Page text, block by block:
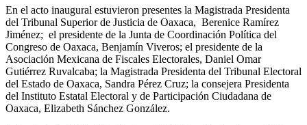
En el acto inaugural estuvieron presentes la Magistrada Presidenta
del Tribunal Superior de Justicia de Oaxaca, Berenice Ramírez
Jiménez; el presidente de la Junta de Coordinación Política del
Congreso de Oaxaca, Benjamín Viveros; el presidente de la
Asociación Mexicana de Fiscales Electorales, Daniel Omar
Gutiérrez Ruvalcaba; la Magistrada Presidenta del Tribunal Electoral
del Estado de Oaxaca, Sandra Pérez Cruz; la consejera Presidenta
del Instituto Estatal Electoral y de Participación Ciudadana de
Oaxaca, Elizabeth Sánchez González.